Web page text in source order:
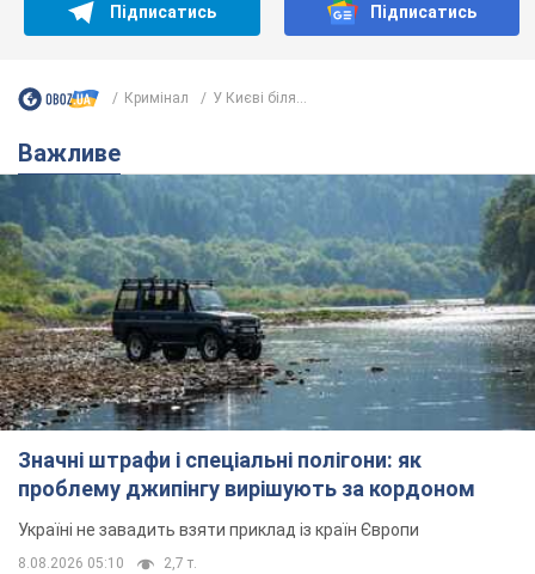
Підписатись Підписатись
Кримінал У Києві біля...
Важливе
Значні штрафи і спеціальні полігони: як
проблему джипінгу вирішують за кордоном
Україні не завадить взяти приклад із країн Європи
8.08.2026 05:10 2,7 т.